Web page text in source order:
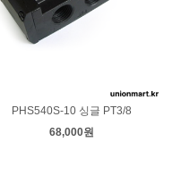
PHS540S-10 싱글 PT3/8
68,000원